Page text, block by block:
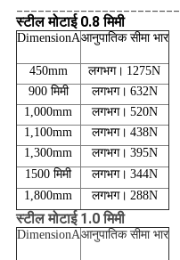
स्टील मोटाई 0.8 मिमी
DimensionAआनुपातिक सीमा भार
450mm लगभग। 1275N
900 मिमी
लगभग। 632N
1,000mm
लगभग। 520N
1,100mm
लगभग। 438N
1,300mm
लगभग। 395N
1500 मिमी
लगभग। 344N
1,800mm
लगभग। 288N
स्टील मोटाई 1.0 मिमी
DimensionAआनुपातिक सीमा भार